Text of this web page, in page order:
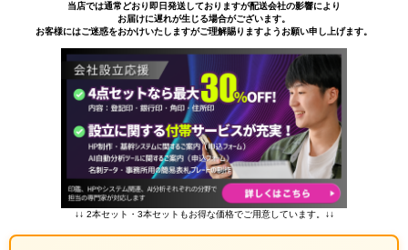
当店では通常どおり即日発送しておりますが配送会社の影響により
お届けに遅れが生じる場合がございます。
お客様にはご迷惑をおかけいたしますがご理解賜りますようお願い申し上げます。
↓↓ 2本セット・3本セットもお得な価格でご用意しています。↓↓